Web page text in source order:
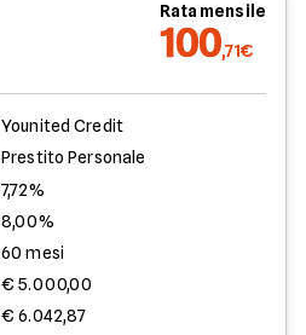
Rata mensile
100,71€
Younited Credit
Prestito Personale
7,72%
8,00%
60 mesi
€ 5.000,00
€ 6.042,87